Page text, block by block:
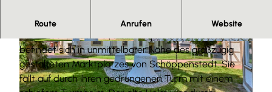
© Anna Meurer | CC-BY-SA © Anna Meurer |CC-BY-SA
Route Anrufen Website
Evangelische Kirche St. Stephanus
befindet sich in unmittelbarer Nähe des großzügig
gestalteten Marktplatzes von Schöppenstedt. Sie
fällt auf durch ihren gedrungenen Turm mit einem